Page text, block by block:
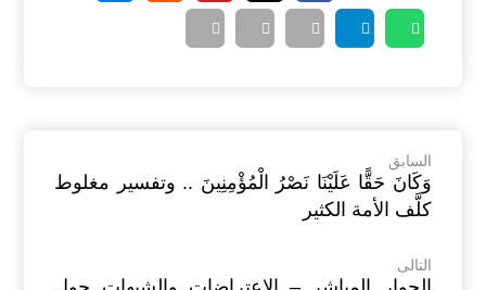
السابق
وَكَانَ حَقًّا عَلَيْنَا نَصْرُ الْمُؤْمِنِينَ .. وتفسير مغلوط
كلَّف الأمة الكثير
التالى